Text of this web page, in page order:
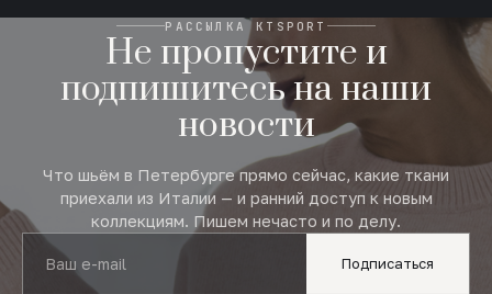
РАССЫЛКА KTSPORT
Не пропустите и
подпишитесь на наши
новости
Что шьём в Петербурге прямо сейчас, какие ткани
приехали из Италии — и ранний доступ к новым
коллекциям. Пишем нечасто и по делу.
Подписаться